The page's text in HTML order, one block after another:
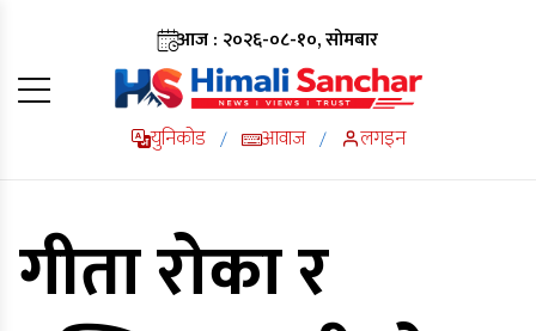
आज : २०२६-०८-१०, सोमबार
युनिकोड / आवाज / लगइन
गीता रोका र